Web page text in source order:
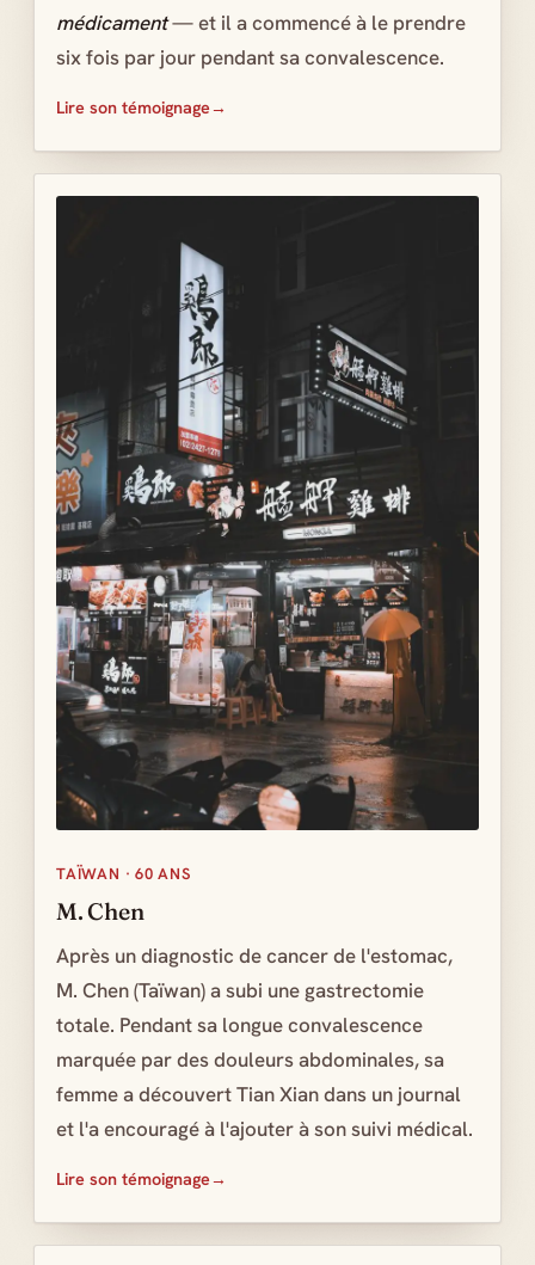
médicament— et il a commencé à le prendre
six fois par jour pendant sa convalescence.
Lire son témoignage
TAÏWAN · 60 ANS
M. Chen
Après un diagnostic de cancer de l'estomac,
M. Chen (Taïwan) a subi une gastrectomie
totale. Pendant sa longue convalescence
marquée par des douleurs abdominales, sa
femme a découvert Tian Xian dans un journal
et l'a encouragé à l'ajouter à son suivi médical.
Lire son témoignage